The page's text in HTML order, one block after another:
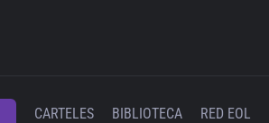
CARTELES BIBLIOTECA RED EOL